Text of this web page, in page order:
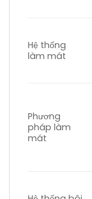
Hệ thống
làm mát
Phương
pháp làm
mát